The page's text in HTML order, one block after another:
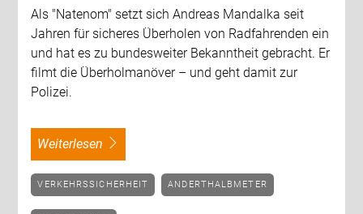
Als "Natenom" setzt sich Andreas Mandalka seit
Jahren für sicheres Überholen von Radfahrenden ein
und hat es zu bundesweiter Bekanntheit gebracht. Er
filmt die Überholmanöver – und geht damit zur
Polizei.
weiterlesen
VERKEHRSSICHERHEIT ANDERTHALBMETER